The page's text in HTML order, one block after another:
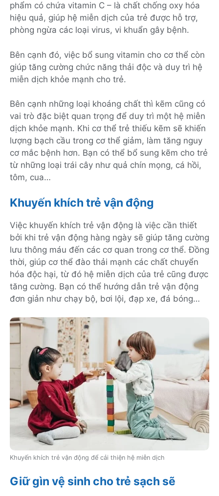
phẩm có chứa vitamin C – là chất chống oxy hóa
hiệu quả, giúp hệ miễn dịch của trẻ được hỗ trợ,
phòng ngừa các loại virus, vi khuẩn gây bệnh.
Bên cạnh đó, việc bổ sung vitamin cho cơ thể còn
giúp tăng cường chức năng thải độc và duy trì hệ
miễn dịch khỏe mạnh cho trẻ.
Bên cạnh những loại khoáng chất thì kẽm cũng có
vai trò đặc biệt quan trọng để duy trì một hệ miễn
dịch khỏe mạnh. Khi cơ thể trẻ thiếu kẽm sẽ khiến
lượng bạch cầu trong cơ thể giảm, làm tăng nguy
cơ mắc bệnh hơn. Bạn có thể bổ sung kẽm cho trẻ
từ những loại trái cây như quả chín mọng, cá hồi,
tôm, cua…
Khuyến khích trẻ vận động
Việc khuyến khích trẻ vận động là việc cần thiết
bởi khi trẻ vận động hàng ngày sẽ giúp tăng cường
lưu thông máu đến các cơ quan trong cơ thể. Đồng
thời, giúp cơ thể đào thải mạnh các chất chuyển
hóa độc hại, từ đó hệ miễn dịch của trẻ cũng được
tăng cường. Bạn có thể hướng dẫn trẻ vận động
đơn giản như chạy bộ, bơi lội, đạp xe, đá bóng…
Khuyến khích trẻ vận động để cải thiện hệ miễn dịch
Giữ gìn vệ sinh cho trẻ sạch sẽ